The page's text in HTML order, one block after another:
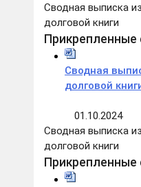
Сводная выписка
долговой книги
Сводная
долговой
01.10.2024
Сводная выписка
долговой книги